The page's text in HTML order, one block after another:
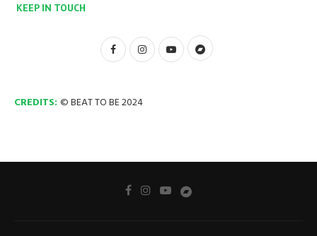
KEEP IN TOUCH
CREDITS: © BEAT TO BE 2024